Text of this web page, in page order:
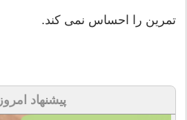
تمرین را احساس نمی کند.
پیشنهاد امروز